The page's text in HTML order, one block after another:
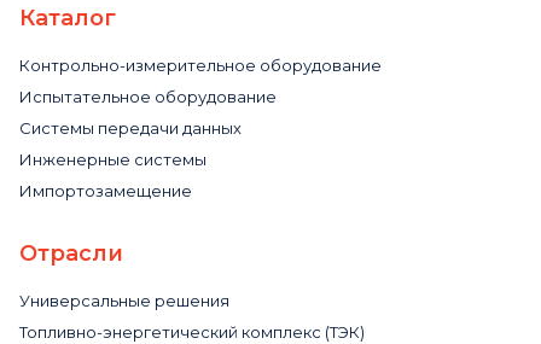
Каталог
Контрольно-измерительное оборудование
Испытательное оборудование
Системы передачи данных
Инженерные системы
Импортозамещение
Отрасли
Универсальные решения
Топливно-энергетический комплекс (ТЭК)